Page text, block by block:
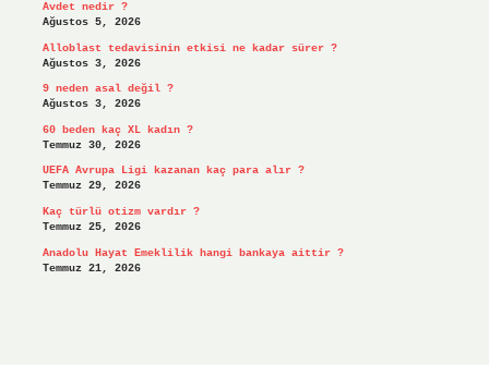
Avdet nedir ?
Ağustos 5, 2026
Alloblast tedavisinin etkisi ne kadar sürer ?
Ağustos 3, 2026
9 neden asal değil ?
Ağustos 3, 2026
60 beden kaç XL kadın ?
Temmuz 30, 2026
UEFA Avrupa Ligi kazanan kaç para alır ?
Temmuz 29, 2026
Kaç türlü otizm vardır ?
Temmuz 25, 2026
Anadolu Hayat Emeklilik hangi bankaya aittir ?
Temmuz 21, 2026